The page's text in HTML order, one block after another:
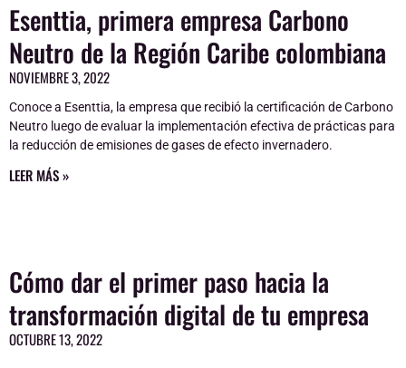
Esenttia, primera empresa Carbono
Neutro de la Región Caribe colombiana
NOVIEMBRE 3, 2022
Conoce a Esenttia, la empresa que recibió la certificación de Carbono
Neutro luego de evaluar la implementación efectiva de prácticas para
la reducción de emisiones de gases de efecto invernadero.
LEER MÁS »
Cómo dar el primer paso hacia la
transformación digital de tu empresa
OCTUBRE 13, 2022